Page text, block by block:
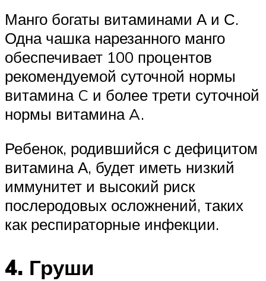
Манго богаты витаминами А и С.
Одна чашка нарезанного манго
обеспечивает 100 процентов
рекомендуемой суточной нормы
витамина C и более трети суточной
нормы витамина A.
Ребенок, родившийся с дефицитом
витамина А, будет иметь низкий
иммунитет и высокий риск
послеродовых осложнений, таких
как респираторные инфекции.
4. Груши